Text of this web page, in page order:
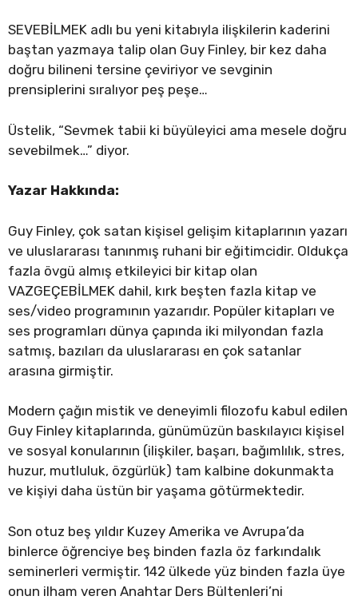
SEVEBİLMEK adlı bu yeni kitabıyla ilişkilerin kaderini
baştan yazmaya talip olan Guy Finley, bir kez daha
doğru bilineni tersine çeviriyor ve sevginin
prensiplerini sıralıyor peş peşe…
Üstelik, “Sevmek tabii ki büyüleyici ama mesele doğru
sevebilmek…” diyor.
Yazar Hakkında:
Guy Finley, çok satan kişisel gelişim kitaplarının yazarı
ve uluslararası tanınmış ruhani bir eğitimcidir. Oldukça
fazla övgü almış etkileyici bir kitap olan
VAZGEÇEBİLMEK dahil, kırk beşten fazla kitap ve
ses/video programının yazarıdır. Popüler kitapları ve
ses programları dünya çapında iki milyondan fazla
satmış, bazıları da uluslararası en çok satanlar
arasına girmiştir.
Modern çağın mistik ve deneyimli filozofu kabul edilen
Guy Finley kitaplarında, günümüzün baskılayıcı kişisel
ve sosyal konularının (ilişkiler, başarı, bağımlılık, stres,
huzur, mutluluk, özgürlük) tam kalbine dokunmakta
ve kişiyi daha üstün bir yaşama götürmektedir.
Son otuz beş yıldır Kuzey Amerika ve Avrupa’da
binlerce öğrenciye beş binden fazla öz farkındalık
seminerleri vermiştir. 142 ülkede yüz binden fazla üye
onun ilham veren Anahtar Ders Bültenleri’ni